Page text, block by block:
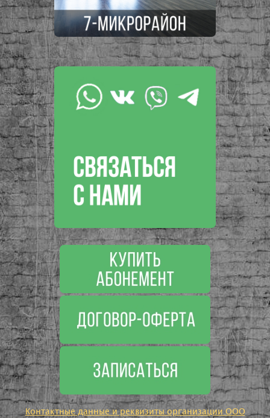
Контактные данные и реквизиты организации ООО